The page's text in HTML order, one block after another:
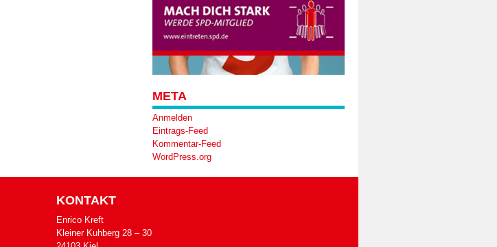
META
Anmelden
Eintrags-Feed
Kommentar-Feed
WordPress.org
KONTAKT
Enrico Kreft
Klei­ner Kuh­berg 28 – 30